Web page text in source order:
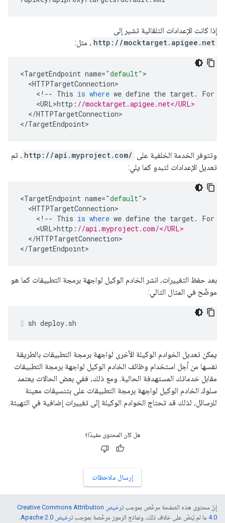
إذا كانت الإعدادات التلقائية تشير إلى
http://mocktarget.apigee.net ، مثل:
<TargetEndpoint name="default"
<HTTPTargetConnection
< ! -- This is where we define the target. For
<URL>http : //mocktarget.apigee.net</URL>
</HTTPTargetConnection>
</TargetEndpoint>
وتتوفر الخدمة الخلفية على http://api.myproject.com/ ، ثم
تعديل الإعدادات لتبدو كما يلي:
<TargetEndpoint name="default"
<HTTPTargetConnection
< ! -- This is where we define the target. For
<URL>http : //api.myproject.com/</URL>
</HTTPTargetConnection>
</TargetEndpoint>
بعد حفظ التغييرات، انشر الخادم الوكيل لواجهة برمجة التطبيقات كما هو
موضّح في المثال التالي:
sh deploy.sh
يمكن تعديل الخوادم الوكيلة الأخرى لواجهة برمجة التطبيقات بالطريقة
نفسها من أجل استخدام وظائف الخادم الوكيل لواجهة برمجة التطبيقات
مقابل خدماتك المستهدفة الحالية. ومع ذلك، ففي بعض الحالات يعتمد
سلوك الخادم الوكيل لواجهة برمجة التطبيقات على بتنسيقات معينة
للرسائل، لذلك قد تحتاج الخوادم الوكيلة إلى تغييرات إضافية في التهيئة.
هل كان المحتوى مفيدًا؟
إرسال ملاحظات
إنّ محتوى هذه الصفحة مرخّص بموجب
ترخيص Creative Commons Attribution
4.0‏ ما لم يُنصّ على خلاف ذلك، ونماذج الرموز مرخّصة بموجبترخيص Apache 2.0‏
.